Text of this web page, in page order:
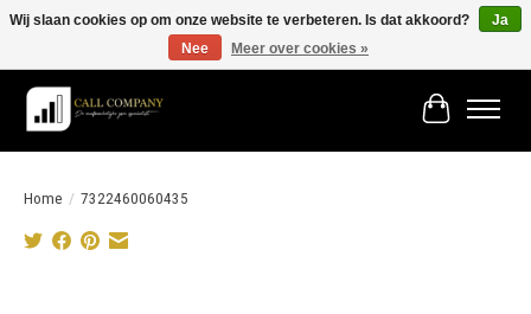
Vóór 19:00 besteld morgen in huis!
Winkelwagen
Home / 7322460060435
Wij slaan cookies op om onze website te verbeteren. Is dat akkoord?
Ja
Nee
Meer over cookies »